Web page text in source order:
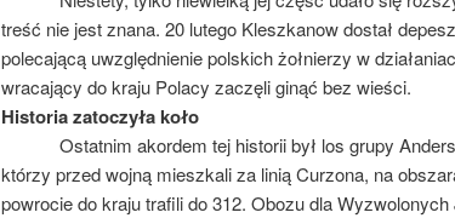
treść nie jest znana. 20 lutego Kleszkanow dostał
polecającą uwzględnienie polskich żołnierzy w
wracający do kraju Polacy zaczęli ginąć bez wieści.
Historia zatoczyła koło
Ostatnim akordem tej historii był los grupy
którzy przed wojną mieszkali za linią Curzona, na
powrocie do kraju trafili do 312. Obozu dla